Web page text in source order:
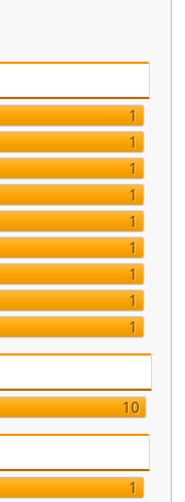
1
1
1
1
1
1
1
1
1
10
1